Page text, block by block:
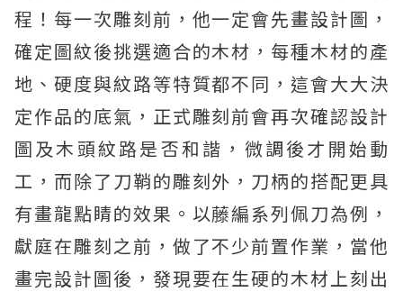
程！每一次雕刻前，他一定會先畫設計圖，
確定圖紋後挑選適合的木材，每種木材的產
地、硬度與紋路等特質都不同，這會大大決
定作品的底氣，正式雕刻前會再次確認設計
圖及木頭紋路是否和諧，微調後才開始動
工，而除了刀鞘的雕刻外，刀柄的搭配更具
有畫龍點睛的效果。以藤編系列佩刀為例，
獻庭在雕刻之前，做了不少前置作業，當他
畫完設計圖後，發現要在生硬的木材上刻出